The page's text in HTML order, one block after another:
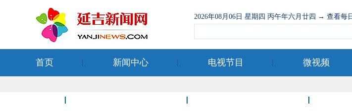
2026年08月06日 星期四 丙午年六月廿四 → 查看每
首页 新闻中心 电视节目 微视频